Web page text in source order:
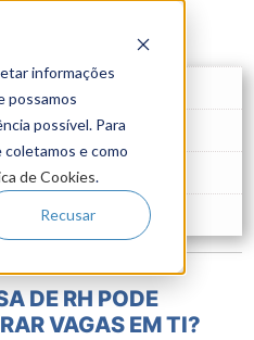
informações
possamos
possível. Para
coletamos e como
de Cookies.
Recusar
DE RH PODE
VAGAS EM TI?